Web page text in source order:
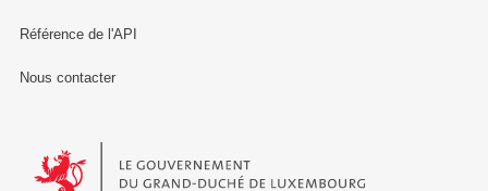
Référence de l'API
Nous contacter
Le Gouvernement du Grand-Duché de Luxembourg - Service